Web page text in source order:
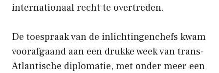
internationaal recht te overtreden.
De toespraak van de inlichtingenchefs kwam
voorafgaand aan een drukke week van trans-
Atlantische diplomatie, met onder meer een